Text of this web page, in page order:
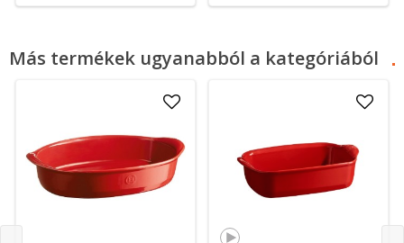
Más termékek ugyanabból a kategóriából